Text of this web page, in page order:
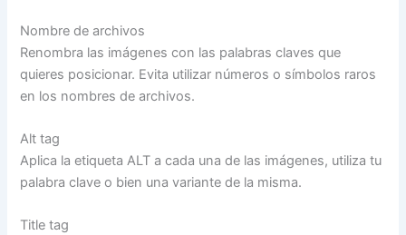
Nombre de archivos
Renombra las imágenes con las palabras claves que
quieres posicionar. Evita utilizar números o símbolos raros
en los nombres de archivos.
Alt tag
Aplica la etiqueta ALT a cada una de las imágenes, utiliza tu
palabra clave o bien una variante de la misma.
Title tag